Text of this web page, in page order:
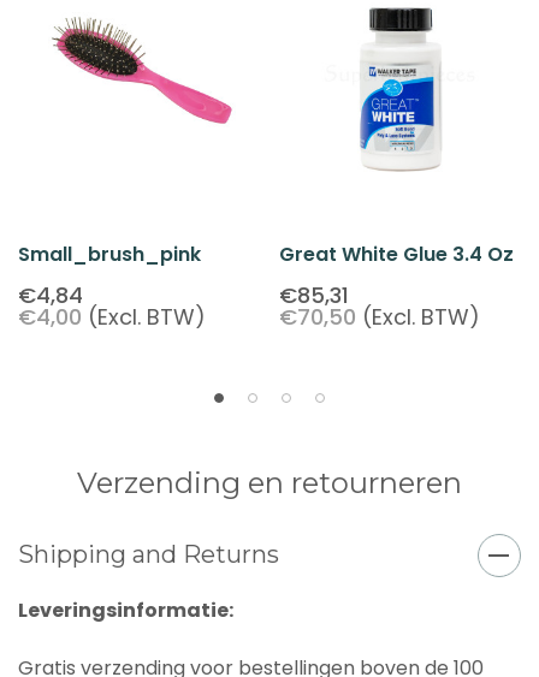
Small_brush_pink
€4,84
€4,00 (Excl. BTW)
Great White Glue 3.4 Oz
€85,31
€70,50 (Excl. BTW)
Verzending en retourneren
Shipping and Returns
Leveringsinformatie:
Gratis verzending voor bestellingen boven de 100